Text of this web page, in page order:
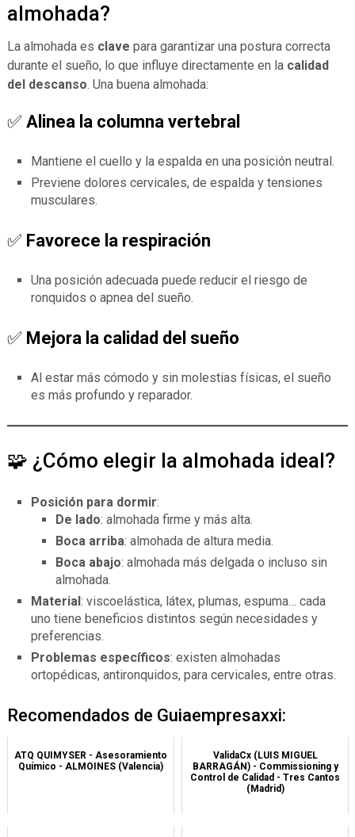
almohada?
La almohada es clave para garantizar una postura correcta
durante el sueño, lo que influye directamente en la calidad
del descanso. Una buena almohada:
✅ Alinea la columna vertebral
Mantiene el cuello y la espalda en una posición neutral.
Previene dolores cervicales, de espalda y tensiones
musculares.
✅ Favorece la respiración
Una posición adecuada puede reducir el riesgo de
ronquidos o apnea del sueño.
✅ Mejora la calidad del sueño
Al estar más cómodo y sin molestias físicas, el sueño
es más profundo y reparador.
🧩 ¿Cómo elegir la almohada ideal?
Posición para dormir:
De lado: almohada firme y más alta.
Boca arriba: almohada de altura media.
Boca abajo: almohada más delgada o incluso sin
almohada.
Material: viscoelástica, látex, plumas, espuma… cada
uno tiene beneficios distintos según necesidades y
preferencias.
Problemas específicos: existen almohadas
ortopédicas, antironquidos, para cervicales, entre otras.
Recomendados de Guiaempresaxxi:
ATQ QUIMYSER - Asesoramiento
Químico - ALMOINES (Valencia)
ValidaCx (LUIS MIGUEL
BARRAGÁN) - Commissioning y
Control de Calidad - Tres Cantos
(Madrid)